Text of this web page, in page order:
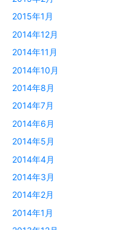
2015年1月
2014年12月
2014年11月
2014年10月
2014年8月
2014年7月
2014年6月
2014年5月
2014年4月
2014年3月
2014年2月
2014年1月